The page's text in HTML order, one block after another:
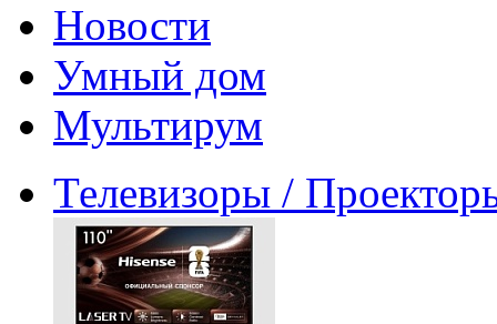
Новости
Умный дом
Мультирум
Телевизоры /